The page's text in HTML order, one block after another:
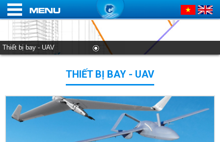
Menu
Thiết bị bay - UAV
THIẾT BỊ BAY - UAV